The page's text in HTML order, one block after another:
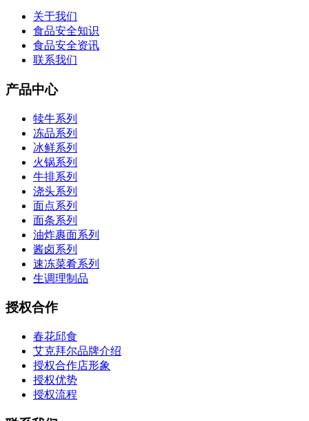
关于我们
食品安全知识
食品安全资讯
联系我们
产品中心
犊牛系列
冻品系列
冰鲜系列
火锅系列
牛排系列
浇头系列
面点系列
面条系列
油炸裹面系列
酱卤系列
速冻菜肴系列
生调理制品
授权合作
春花邱食
艾克拜尔品牌介绍
授权合作店形象
授权优势
授权流程